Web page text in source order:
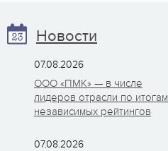
Новости
07.08.2026
ООО «ПМК» — в числе
лидеров отрасли по итогам
независимых рейтингов
07.08.2026